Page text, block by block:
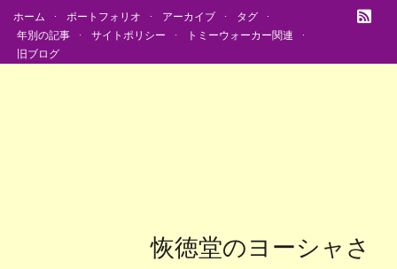
ホーム ポートフォリオ アーカイブ
タグ
年別の記事
サイトポリシー
トミーウォーカー関連
旧ブログ
恢徳堂のヨーシャさ